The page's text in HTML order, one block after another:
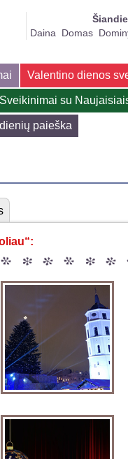
Daina
Domas
Valentino dienos
Sveikinimai su
paieška